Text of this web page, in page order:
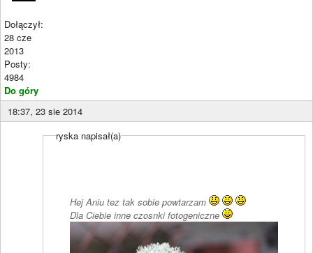
Dołączył:
28 cze
2013
Posty:
4984
Do góry
18:37, 23 sie 2014
ryska napisał(a)
Hej Aniu tez tak sobie powtarzam
Dla Ciebie inne czosnki fotogeniczne